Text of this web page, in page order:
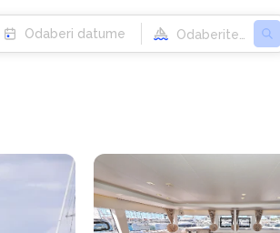
Odaberi datume